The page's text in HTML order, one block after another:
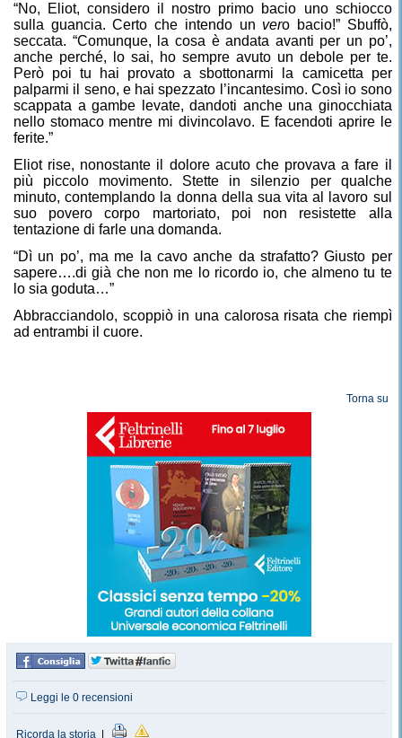
“No, Eliot, considero il nostro primo bacio uno schiocco
sulla guancia. Certo che intendo un vero bacio!” Sbuffò,
seccata. “Comunque, la cosa è andata avanti per un po’,
anche perché, lo sai, ho sempre avuto un debole per te.
Però poi tu hai provato a sbottonarmi la camicetta per
palparmi il seno, e hai spezzato l’incantesimo. Così io sono
scappata a gambe levate, dandoti anche una ginocchiata
nello stomaco mentre mi divincolavo. E facendoti aprire le
ferite.”
Eliot rise, nonostante il dolore acuto che provava a fare il
più piccolo movimento. Stette in silenzio per qualche
minuto, contemplando la donna della sua vita al lavoro sul
suo povero corpo martoriato, poi non resistette alla
tentazione di farle una domanda.
“Dì un po’, ma me la cavo anche da strafatto? Giusto per
sapere….di già che non me lo ricordo io, che almeno tu te
lo sia goduta…”
Abbracciandolo, scoppiò in una calorosa risata che riempì
ad entrambi il cuore.
Torna su
Leggi le 0 recensioni
Ricorda la storia